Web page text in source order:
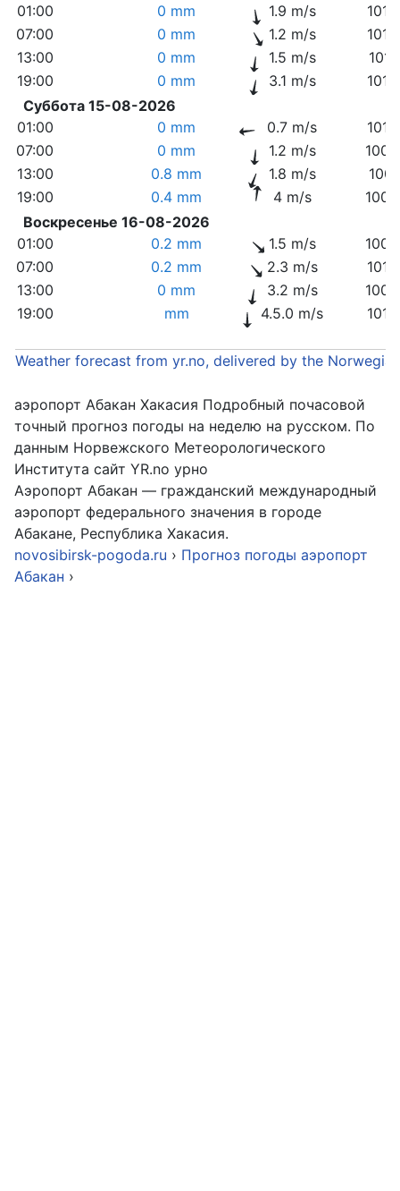
01:00
0 mm 1.9 m/s
07:00
0 mm 1.2 m/s
13:00
0 mm 1.5 m/s
19:00
0 mm 3.1 m/s
Суббота 15-08-2026
01:00
0 mm 0.7 m/s
07:00
0 mm 1.2 m/s
13:00
0.8 mm 1.8 m/s
19:00
0.4 mm 4 m/s
Воскресенье 16-08-2026
01:00
0.2 mm 1.5 m/s
07:00
0.2 mm 2.3 m/s
13:00
0 mm 3.2 m/s
19:00
mm 4.5.0 m/s
Weather forecast from yr.no, delivered by the
аэропорт Абакан Хакасия Подробный почасовой
точный прогноз погоды на неделю на русском. По
данным Норвежского Метеорологического
Института сайт YR.no урно
Аэропорт Абакан — гражданский международный
аэропорт федерального значения в городе
Абакане, Республика Хакасия.
novosibirsk-pogoda.ru › Прогноз погоды аэропорт
Абакан ›